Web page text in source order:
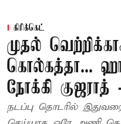
கிரிக்கெட்
முதல்
கொல்கத்தா...
நோக்கி
நடப்பு தொடரில்